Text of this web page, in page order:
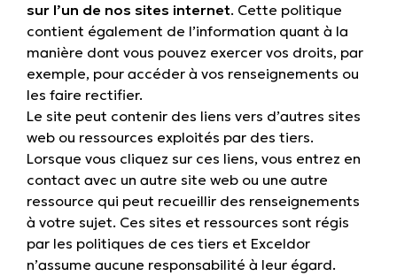
sur l’un de nos sites internet. Cette politique
contient également de l’information quant à la
manière dont vous pouvez exercer vos droits, par
exemple, pour accéder à vos renseignements ou
les faire rectifier.
Le site peut contenir des liens vers d’autres sites
web ou ressources exploités par des tiers.
Lorsque vous cliquez sur ces liens, vous entrez en
contact avec un autre site web ou une autre
ressource qui peut recueillir des renseignements
à votre sujet. Ces sites et ressources sont régis
par les politiques de ces tiers et Exceldor
n’assume aucune responsabilité à leur égard.